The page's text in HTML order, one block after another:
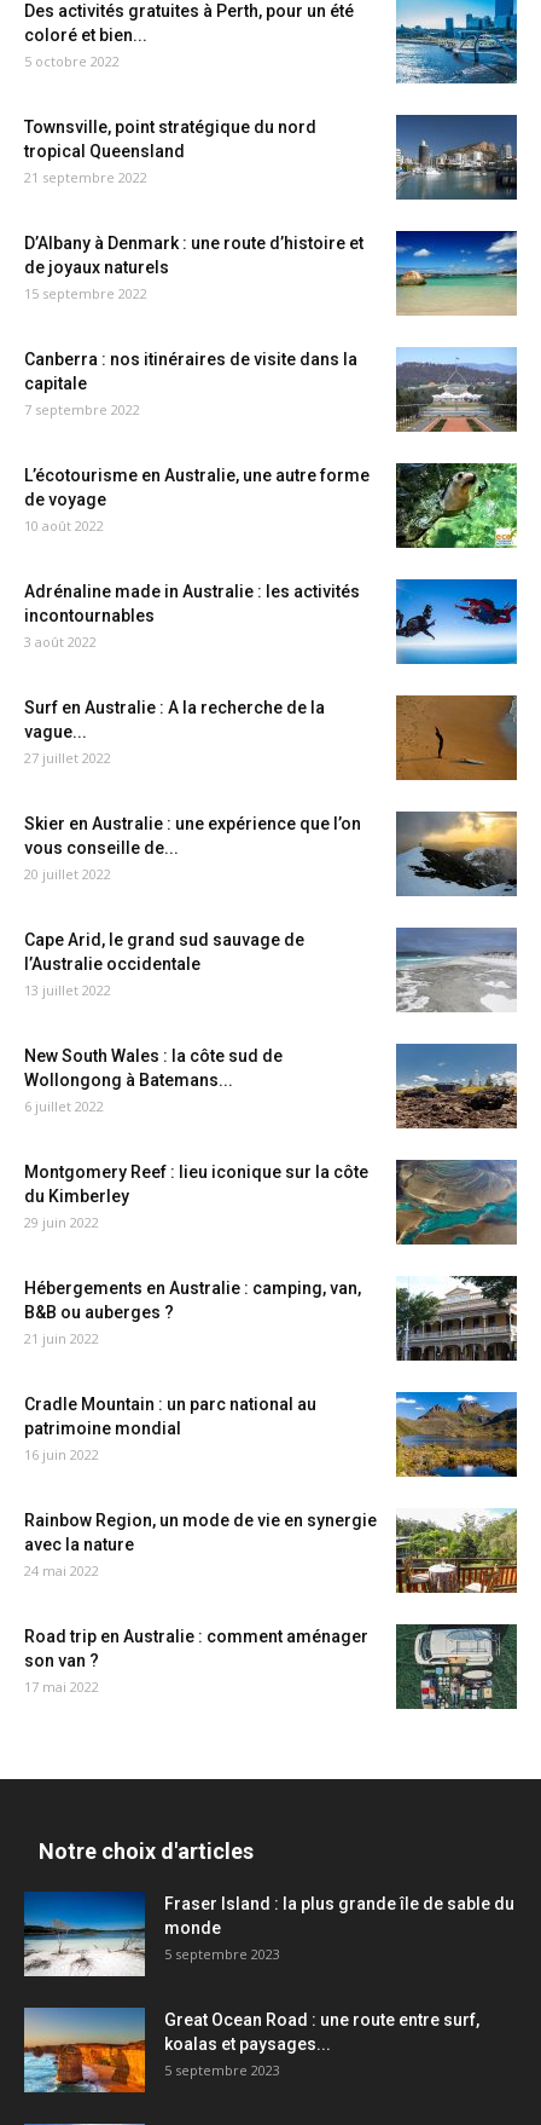
Des activités gratuites à Perth, pour un été
coloré et bien...
5 octobre 2022
Townsville, point stratégique du nord
tropical Queensland
21 septembre 2022
D’Albany à Denmark : une route d’histoire et
de joyaux naturels
15 septembre 2022
Canberra : nos itinéraires de visite dans la
capitale
7 septembre 2022
L’écotourisme en Australie, une autre forme
de voyage
10 août 2022
Adrénaline made in Australie : les activités
incontournables
3 août 2022
Surf en Australie : A la recherche de la
vague...
27 juillet 2022
Skier en Australie : une expérience que l’on
vous conseille de...
20 juillet 2022
Cape Arid, le grand sud sauvage de
l’Australie occidentale
13 juillet 2022
New South Wales : la côte sud de
Wollongong à Batemans...
6 juillet 2022
Montgomery Reef : lieu iconique sur la côte
du Kimberley
29 juin 2022
Hébergements en Australie : camping, van,
B&B ou auberges ?
21 juin 2022
Cradle Mountain : un parc national au
patrimoine mondial
16 juin 2022
Rainbow Region, un mode de vie en synergie
avec la nature
24 mai 2022
Road trip en Australie : comment aménager
son van ?
17 mai 2022
Notre choix d'articles
Fraser Island : la plus grande île de sable du
monde
5 septembre 2023
Great Ocean Road : une route entre surf,
koalas et paysages...
5 septembre 2023